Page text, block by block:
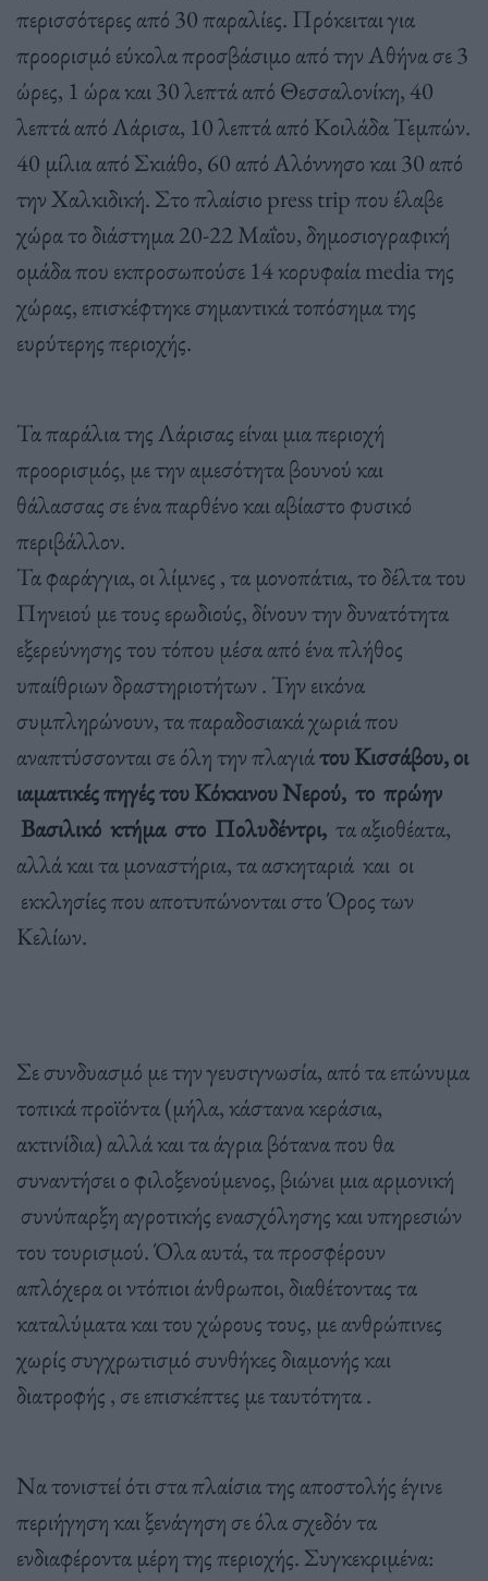
περισσότερες από 30 παραλίες. Πρόκειται για
προορισμό εύκολα προσβάσιμο από την Αθήνα σε 3
ώρες, 1 ώρα και 30 λεπτά από Θεσσαλονίκη, 40
λεπτά από Λάρισα, 10 λεπτά από Κοιλάδα Τεμπών.
40 μίλια από Σκιάθο, 60 από Αλόννησο και 30 από
την Χαλκιδική. Στο πλαίσιο press trip που έλαβε
χώρα το διάστημα 20-22 Μαΐου, δημοσιογραφική
ομάδα που εκπροσωπούσε 14 κορυφαία media της
χώρας, επισκέφτηκε σημαντικά τοπόσημα της
ευρύτερης περιοχής.
Τα παράλια της Λάρισας είναι μια περιοχή
προορισμός, με την αμεσότητα βουνού και
θάλασσας σε ένα παρθένο και αβίαστο φυσικό
περιβάλλον.
Τα φαράγγια, οι λίμνες , τα μονοπάτια, το δέλτα του
Πηνειού με τους ερωδιούς, δίνουν την δυνατότητα
εξερεύνησης του τόπου μέσα από ένα πλήθος
υπαίθριων δραστηριοτήτων . Την εικόνα
συμπληρώνουν, τα παραδοσιακά χωριά που
αναπτύσσονται σε όλη την πλαγιάτου Κισσάβου, οι
ιαματικές πηγές του Κόκκινου Νερού, το πρώην
Βασιλικό κτήμα στο Πολυδέντρι, τα αξιοθέατα,
αλλά και τα μοναστήρια, τα ασκηταριά και οι
εκκλησίες που αποτυπώνονται στο Όρος των
Κελίων.
Σε συνδυασμό με την γευσιγνωσία, από τα επώνυμα
τοπικά προϊόντα (μήλα, κάστανα κεράσια,
ακτινίδια) αλλά και τα άγρια βότανα που θα
συναντήσει ο φιλοξενούμενος, βιώνει μια αρμονική
συνύπαρξη αγροτικής ενασχόλησης και υπηρεσιών
του τουρισμού. Όλα αυτά, τα προσφέρουν
απλόχερα οι ντόπιοι άνθρωποι, διαθέτοντας τα
καταλύματα και του χώρους τους, με ανθρώπινες
χωρίς συγχρωτισμό συνθήκες διαμονής και
διατροφής , σε επισκέπτες με ταυτότητα .
Να τονιστεί ότι στα πλαίσια της αποστολής έγινε
περιήγηση και ξενάγηση σε όλα σχεδόν τα
ενδιαφέροντα μέρη της περιοχής. Συγκεκριμένα: